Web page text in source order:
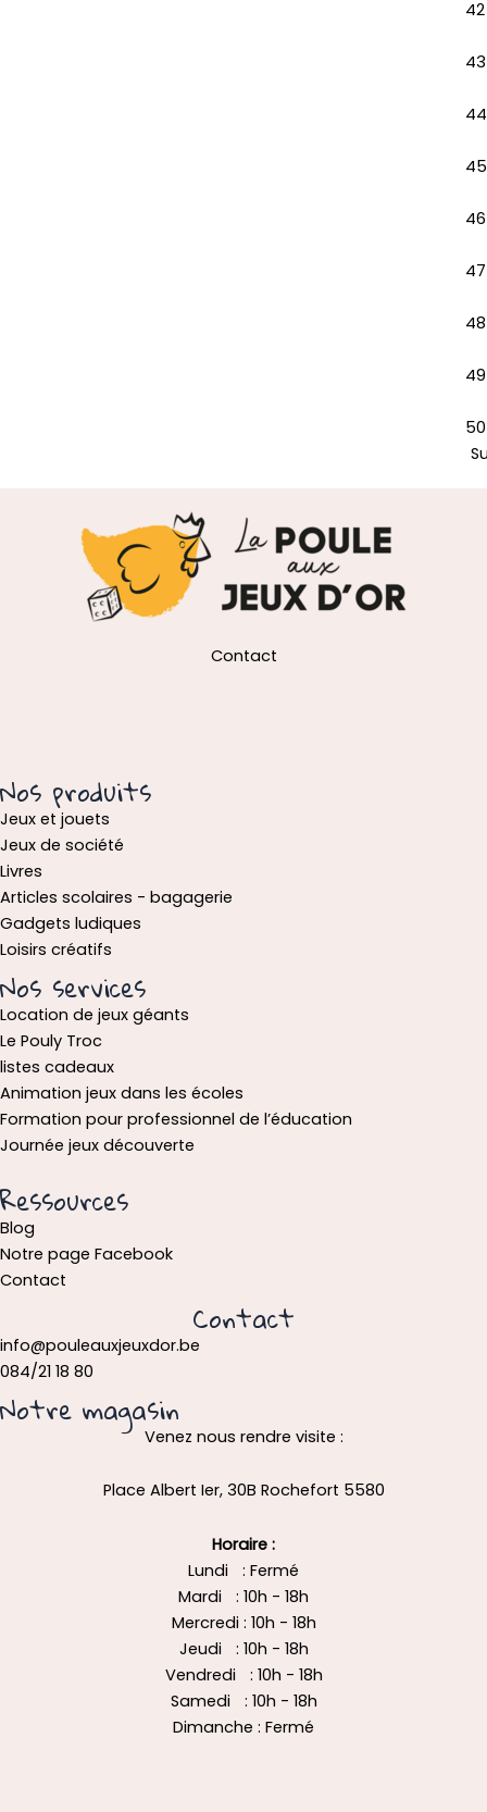
42
43
44
45
46
47
48
49
50
Contact
Nos produits
Jeux et jouets
Jeux de société
Livres
Articles scolaires - bagagerie
Gadgets ludiques
Loisirs créatifs
Nos services
Location de jeux géants
Le Pouly Troc
listes cadeaux
Animation jeux dans les écoles
Formation pour professionnel de l’éducation
Journée jeux découverte
Ressources
Blog
Notre page Facebook
Contact
Contact
info@pouleauxjeuxdor.be
084/21 18 80
Notre magasin
Venez nous rendre visite :
Place Albert Ier, 30B Rochefort 5580
Horaire :
Lundi : Fermé
Mardi : 10h - 18h
Mercredi : 10h - 18h
Jeudi : 10h - 18h
Vendredi : 10h - 18h
Samedi : 10h - 18h
Dimanche : Fermé